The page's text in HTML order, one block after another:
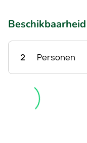
Beschikbaarheid
2 Personen